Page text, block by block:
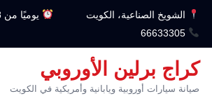
الشويخ الصناعية، الكويت
يوميًا من 8 صباحًا حتى 10 مساءً
66633305
كراج برلين الأوروبي
صيانة سيارات أوروبية ويابانية وأمريكية في الكويت